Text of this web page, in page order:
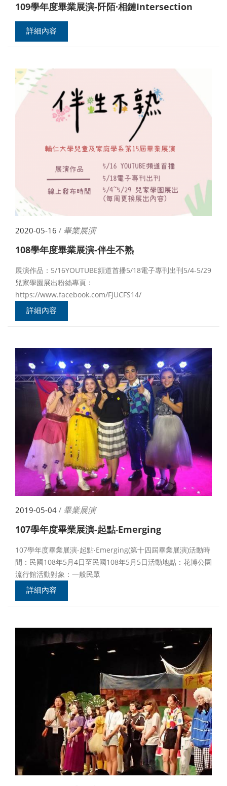
109學年度畢業展演-阡陌·相鏈Intersection
詳細內容
2020-05-16 / 畢業展演
108學年度畢業展演-伴生不熟
展演作品：5/16YOUTUBE頻道首播5/18電子專刊出刊5/4-5/29
兒家學園展出粉絲專頁：
https://www.facebook.com/FJUCFS14/
詳細內容
2019-05-04 / 畢業展演
107學年度畢業展演-起點‧Emerging
107學年度畢業展演-起點‧Emerging(第十四屆畢業展演)活動時
間：民國108年5月4日至民國108年5月5日活動地點：花博公園
流行館活動對象：一般民眾
詳細內容